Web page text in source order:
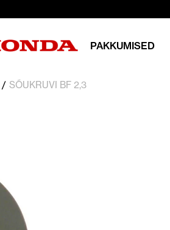
PAKKUMISED
SÕUKRUVI BF 2,3